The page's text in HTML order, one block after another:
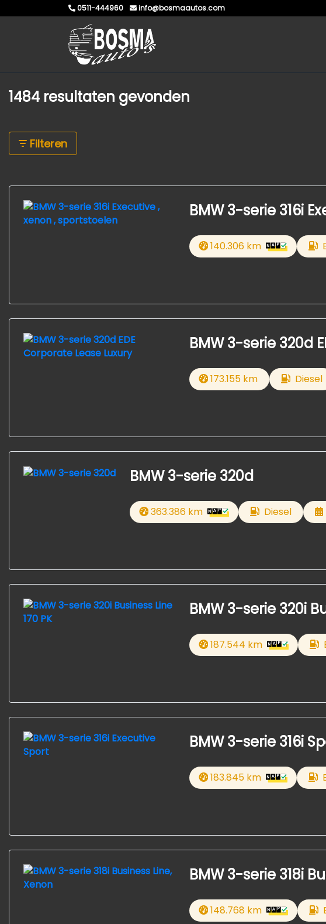
0511-444960 info@bosmaautos.com
1484 resultaten gevonden
Filteren
BMW 3-serie 316i
140.306 km
BMW 3-serie 320d
173.155 km Diesel
BMW 3-serie 320d
363.386 km Diesel
BMW 3-serie 320i
187.544 km
BMW 3-serie 316i
183.845 km
BMW 3-serie 318i
148.768 km